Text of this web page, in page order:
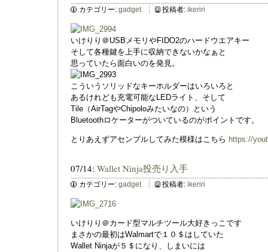
カテゴリー: gadget 投稿者: ikeriri
いけりり＠USBメモリやFIDO2のハードウエアキー
そして各種鍵を上手に収納できないかなぁと
思っていたら面白いのを発見。
こういうソリッドなキーホルダーはいろいろと
あるけれども充電可能なLEDライト、そして
Tile（AirTagやChipoloみたいなの）という
Bluetoothロケーターがついているのがポイントです。
とりあえずアセンブルしてみた模様はこちら https://
07/14: Wallet Ninja投売り入手
カテゴリー: gadget 投稿者: ikeriri
いけりり＠カード型マルチツール大好きっこです
まさかの最初はWalmartで１０＄はしていた
Wallet Ninjaが５＄になり、しまいには